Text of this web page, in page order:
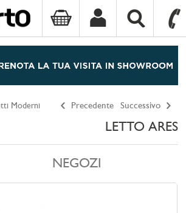
Precedente Successivo
Moderni
LETTO ARES
NEGOZI